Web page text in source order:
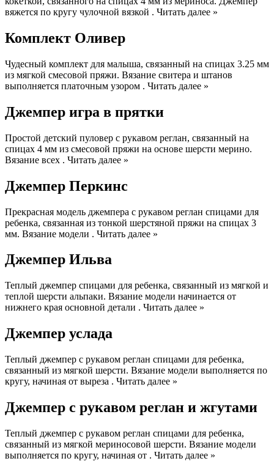
вяжется по кругу чулочной вязкой . Читать далее »
Комплект Оливер
Чудесный комплект для малыша, связанный на спицах 3.25 мм
из мягкой смесовой пряжи. Вязание свитера и штанов
выполняется платочным узором . Читать далее »
Джемпер игра в прятки
Простой детский пуловер с рукавом реглан, связанный на
спицах 4 мм из смесовой пряжи на основе шерсти мерино.
Вязание всех . Читать далее »
Джемпер Перкинс
Прекрасная модель джемпера с рукавом реглан спицами для
ребенка, связанная из тонкой шерстяной пряжи на спицах 3
мм. Вязание модели . Читать далее »
Джемпер Ильва
Теплый джемпер спицами для ребенка, связанный из мягкой и
теплой шерсти альпаки. Вязание модели начинается от
нижнего края основной детали . Читать далее »
Джемпер услада
Теплый джемпер с рукавом реглан спицами для ребенка,
связанный из мягкой шерсти. Вязание модели выполняется по
кругу, начиная от выреза . Читать далее »
Джемпер с рукавом реглан и жгутами
Теплый джемпер с рукавом реглан спицами для ребенка,
связанный из мягкой мериносовой шерсти. Вязание модели
выполняется по кругу, начиная от . Читать далее »